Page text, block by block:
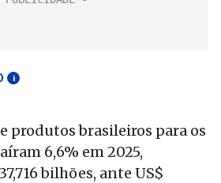
i
produtos brasileiros para os
6,6% em 2025,
bilhões, ante US$